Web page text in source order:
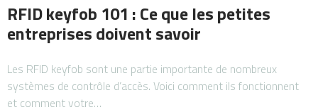
RFID keyfob 101 : Ce que les petites
entreprises doivent savoir
Les RFID keyfob sont une partie importante de nombreux
systèmes de contrôle d’accès. Voici comment ils fonctionnent
et comment votre…